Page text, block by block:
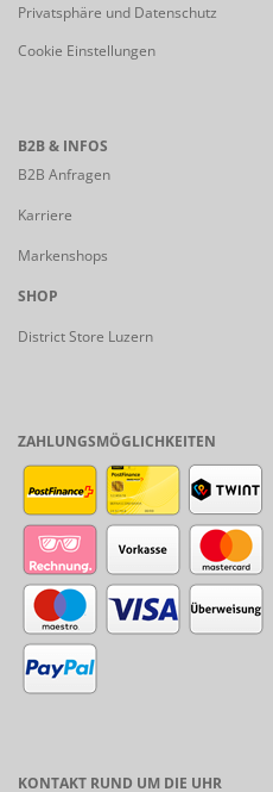
Privatsphäre und Datenschutz
Cookie Einstellungen
B2B & INFOS
B2B Anfragen
Karriere
Markenshops
SHOP
District Store Luzern
ZAHLUNGSMÖGLICHKEITEN
KONTAKT RUND UM DIE UHR